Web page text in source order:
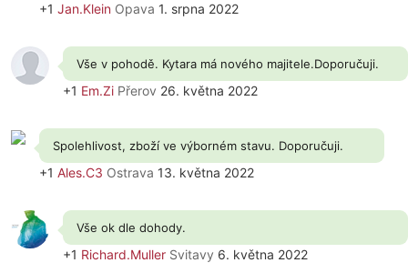
+1 Jan.Klein Opava 1. srpna 2022
Vše v pohodě. Kytara má nového majitele.Doporučuji.
+1 Em.Zi Přerov 26. května 2022
Spolehlivost, zboží ve výborném stavu. Doporučuji.
+1 Ales.C3 Ostrava 13. května 2022
Vše ok dle dohody.
+1 Richard.Muller Svitavy 6. května 2022